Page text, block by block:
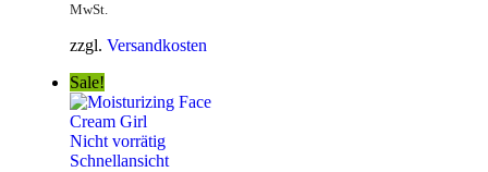
MwSt.
zzgl. Versandkosten
Sale!
Nicht vorrätig
Schnellansicht